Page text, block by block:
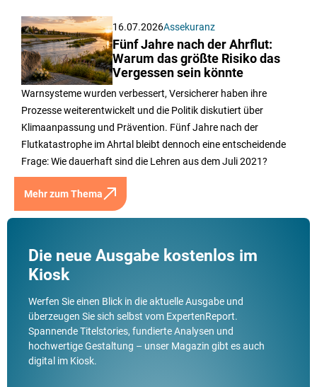
16.07.2026Assekuranz
Fünf Jahre nach der Ahrflut:
Warum das größte Risiko das
Vergessen sein könnte
Warnsysteme wurden verbessert, Versicherer haben ihre
Prozesse weiterentwickelt und die Politik diskutiert über
Klimaanpassung und Prävention. Fünf Jahre nach der
Flutkatastrophe im Ahrtal bleibt dennoch eine entscheidende
Frage: Wie dauerhaft sind die Lehren aus dem Juli 2021?
Mehr zum Thema
Die neue Ausgabe kostenlos im
Kiosk
Werfen Sie einen Blick in die aktuelle Ausgabe und
überzeugen Sie sich selbst vom ExpertenReport.
Spannende Titelstories, fundierte Analysen und
hochwertige Gestaltung – unser Magazin gibt es auch
digital im Kiosk.